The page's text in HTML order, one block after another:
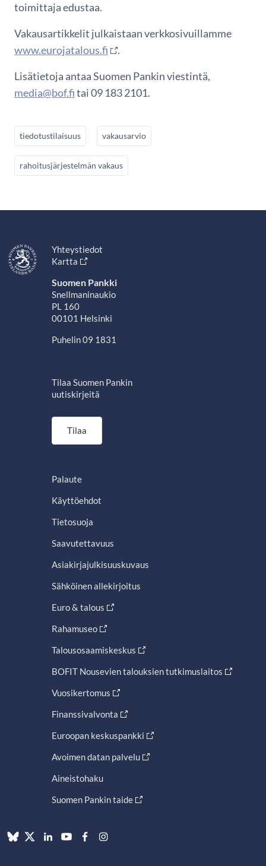
toimittaja edustaa.
Vakausartikkelit julkaistaan verkkosivuillamme
www.eurojatalous.fi
.
Lisätietoja antaa Suomen Pankin viestintä,
media@bof.fitai 09 183 2101.
tiedotustilaisuus vakausarvio
rahoitusjärjestelmän vakaus
Yhteystiedot
Kartta
Suomen Pankki
Snellmaninaukio
PL 160
00101 Helsinki
Puhelin 09 1831
Tilaa Suomen Pankin
uutiskirjeitä
Tilaa
Palaute
Käyttöehdot
Tietosuoja
Saavutettavuus
Asiakirjajulkisuuskuvaus
Sähköinen allekirjoitus
Euro & talous
Rahamuseo
Talousosaamiskeskus
BOFIT Nousevien talouksien tutkimuslaitos
Vuosikertomus
Finanssivalvonta
Euroopan keskuspankki
Avoimen datan palvelu
Aineistohaku
Suomen Pankin taide